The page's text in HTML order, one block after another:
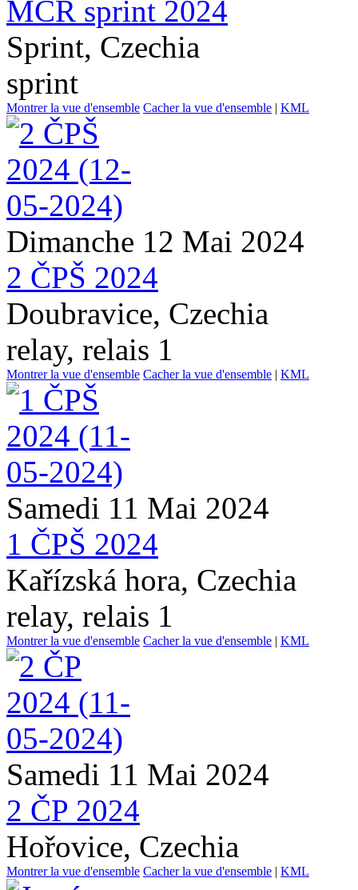
MČR sprint 2024
Sprint, Czechia
sprint
Montrer la vue d'ensemble Cacher la vue d'ensemble | KML
Dimanche 12 Mai 2024
2 ČPŠ 2024
Doubravice, Czechia
relay, relais 1
Montrer la vue d'ensemble Cacher la vue d'ensemble | KML
Samedi 11 Mai 2024
1 ČPŠ 2024
Kařízská hora, Czechia
relay, relais 1
Montrer la vue d'ensemble Cacher la vue d'ensemble | KML
Samedi 11 Mai 2024
2 ČP 2024
Hořovice, Czechia
Montrer la vue d'ensemble Cacher la vue d'ensemble | KML